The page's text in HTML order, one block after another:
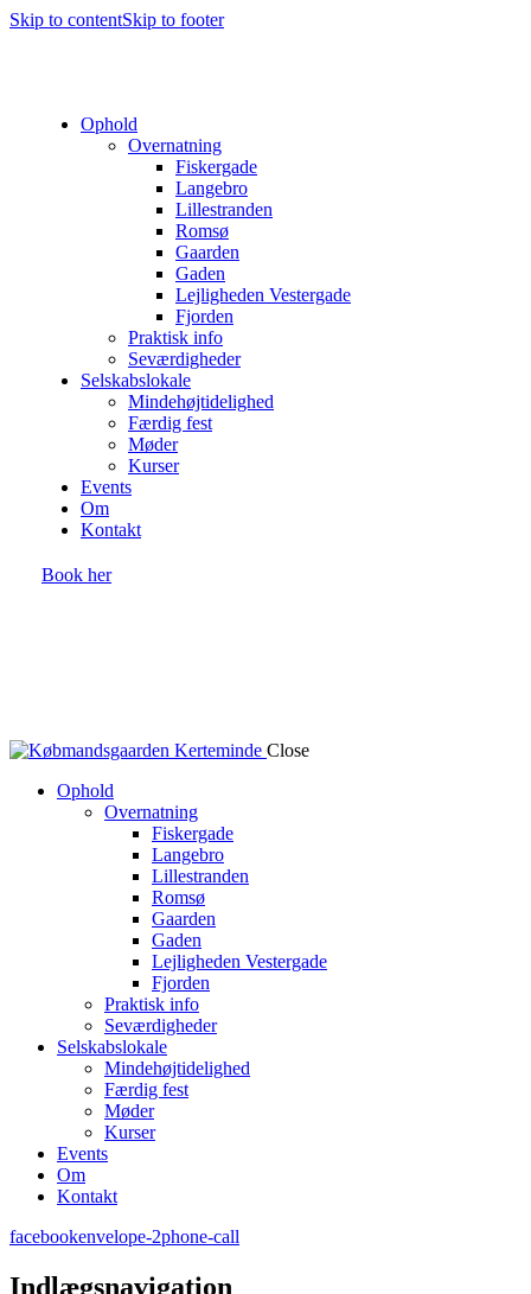
Skip to contentSkip to footer
Ophold
Overnatning
Fiskergade
Langebro
Lillestranden
Romsø
Gaarden
Gaden
Lejligheden Vestergade
Fjorden
Praktisk info
Seværdigheder
Selskabslokale
Mindehøjtidelighed
Færdig fest
Møder
Kurser
Events
Om
Kontakt
Book her
Close
Ophold
Overnatning
Fiskergade
Langebro
Lillestranden
Romsø
Gaarden
Gaden
Lejligheden Vestergade
Fjorden
Praktisk info
Seværdigheder
Selskabslokale
Mindehøjtidelighed
Færdig fest
Møder
Kurser
Events
Om
Kontakt
facebookenvelope-2phone-call
Indlægsnavigation